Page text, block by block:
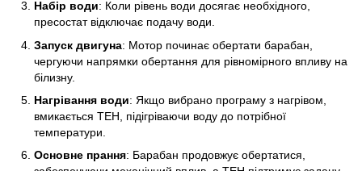
Набір води: Коли рівень води досягає необхідного,
пресостат відключає подачу води.
Запуск двигуна: Мотор починає обертати барабан,
чергуючи напрямки обертання для рівномірного впливу на
білизну.
Нагрівання води: Якщо вибрано програму з нагрівом,
вмикається ТЕН, підігріваючи воду до потрібної
температури.
Основне прання: Барабан продовжує обертатися,